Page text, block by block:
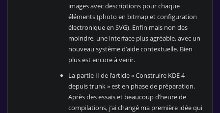
images avec descriptions pour chaque
éléments (photo en bitmap et configuration
électronique en SVG). Enfin mais non des
moindre, une interface plus agréable, avec un
nouveau système d’aide contextuelle. Bien
plus est encore à venir.
La partie II de l’article « Construire KDE 4
depuis trunk » est en phase de préparation.
Après des essais et beaucoup d’heure de
compilations, j’ai changé ma première idée qui